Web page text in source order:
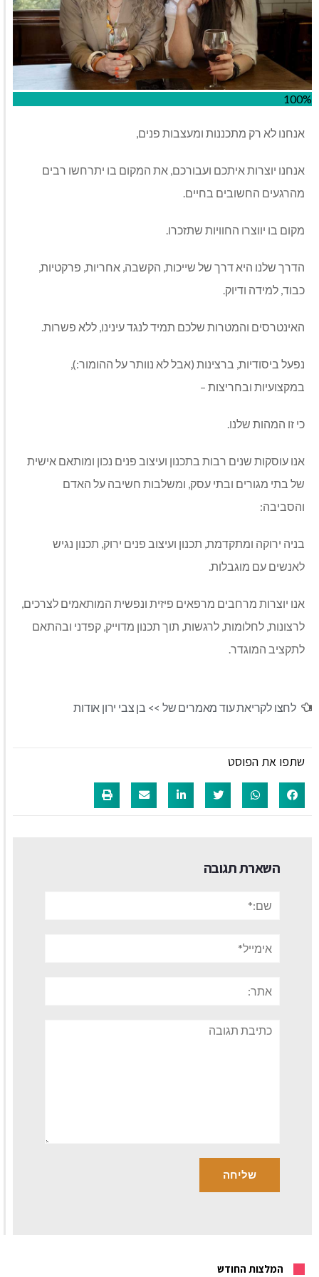
100%
אנחנו לא רק מתכננות ומעצבות פנים,
אנחנו יוצרות איתכם ועבורכם, את המקום בו יתרחשו רבים
מהרגעים החשובים בחיים.
מקום בו יווצרו החוויות שתזכרו.
הדרך שלנו היא דרך של שייכות, הקשבה, אחריות, פרקטיות,
כבוד, למידה ודיוק.
האינטרסים והמטרות שלכם תמיד לנגד עינינו, ללא פשרות.
נפעל ביסודיות, ברצינות (אבל לא נוותר על ההומור:),
במקצועיות ובחריצות –
כי זו המהות שלנו.
אנו עוסקות שנים רבות בתכנון ועיצוב פנים נכון ומותאם אישית
של בתי מגורים ובתי עסק, ומשלבות חשיבה על האדם
והסביבה:
בניה ירוקה ומתקדמת, תכנון ועיצוב פנים ירוק, תכנון נגיש
לאנשים עם מוגבלות.
אנו יוצרות מרחבים מרפאים פיזית ונפשית המותאמים לצרכים,
לרצונות, לחלומות, לרגשות, תוך תכנון מדוייק, קפדני ובהתאם
לתקציב המוגדר.
לחצו לקריאת עוד מאמרים של >> בן צבי ירון אודות
שתפו את הפוסט
השארת תגובה
תגובה
המלצות החודש